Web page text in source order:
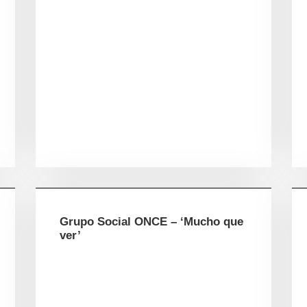
Grupo Social ONCE – ‘Mucho que
ver’